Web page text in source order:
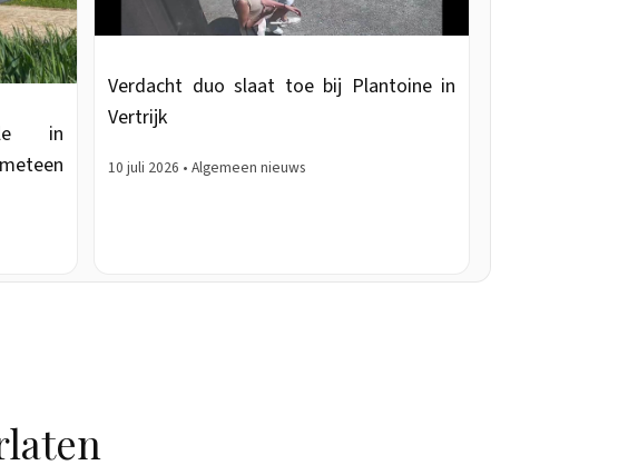
in
Verdacht duo slaat toe bij Plantoine in
Vertrijk
10 juli 2026 • Algemeen nieuws